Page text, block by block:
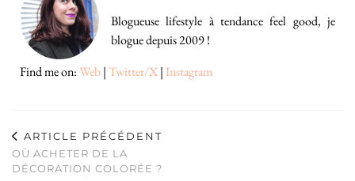
Blogueuse lifestyle à tendance feel good, je
blogue depuis 2009 !
Find me on:Web|Twitter/X| Instagram
ARTICLE PRÉCÉDENT
OÙ ACHETER DE LA
DÉCORATION COLORÉE ?